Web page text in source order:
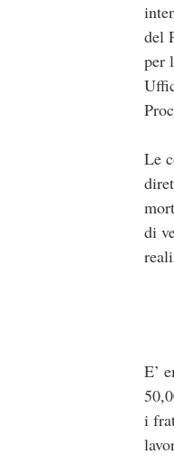
del
per
Le
di
E’
i